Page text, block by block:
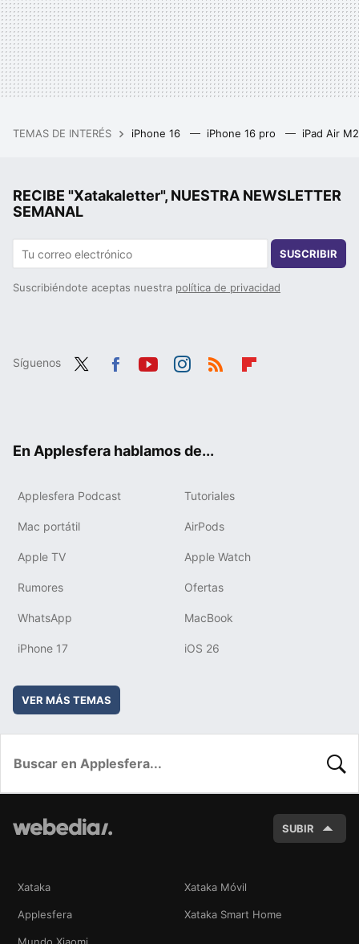
TEMAS DE INTERÉS iPhone 16 iPhone 16 pro iPad Air
RECIBE "Xatakaletter", NUESTRA NEWSLETTER
SEMANAL
SUSCRIBIR
Suscribiéndote aceptas nuestra política de privacidad
Síguenos
En Applesfera hablamos de...
Applesfera Podcast Tutoriales
Mac portátil AirPods
Apple TV Apple Watch
Rumores Ofertas
WhatsApp MacBook
iPhone 17 iOS 26
VER MÁS TEMAS
SUBIR
Xataka Xataka Móvil
Applesfera Xataka Smart Home